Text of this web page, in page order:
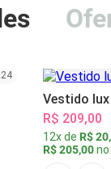
Vestido
R$ 209,00
12x de R$
R$ 205,00no